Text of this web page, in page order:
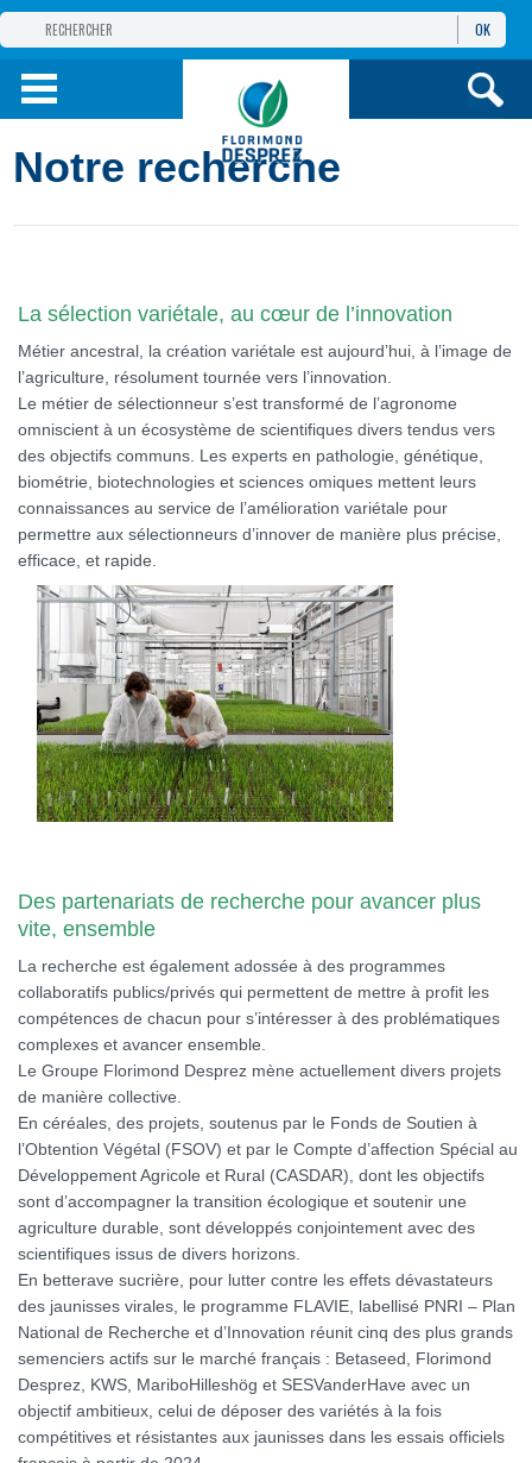
GROUPE
PRODUITS
OK
Notre recherche
La sélection variétale, au cœur de l’innovation
Métier ancestral, la création variétale est aujourd’hui, à l’image de
l’agriculture, résolument tournée vers l’innovation.
Le métier de sélectionneur s’est transformé de l’agronome
omniscient à un écosystème de scientifiques divers tendus vers
des objectifs communs. Les experts en pathologie, génétique,
biométrie, biotechnologies et sciences omiques mettent leurs
connaissances au service de l’amélioration variétale pour
permettre aux sélectionneurs d’innover de manière plus précise,
efficace, et rapide.
Des partenariats de recherche pour avancer plus
vite, ensemble
La recherche est également adossée à des programmes
collaboratifs publics/privés qui permettent de mettre à profit les
compétences de chacun pour s’intéresser à des problématiques
complexes et avancer ensemble.
Le Groupe Florimond Desprez mène actuellement divers projets
de manière collective.
En céréales, des projets, soutenus par le Fonds de Soutien à
l’Obtention Végétal (FSOV) et par le Compte d’affection Spécial au
Développement Agricole et Rural (CASDAR), dont les objectifs
sont d’accompagner la transition écologique et soutenir une
agriculture durable, sont développés conjointement avec des
scientifiques issus de divers horizons.
En betterave sucrière, pour lutter contre les effets dévastateurs
des jaunisses virales, le programme FLAVIE, labellisé PNRI – Plan
National de Recherche et d’Innovation réunit cinq des plus grands
semenciers actifs sur le marché français : Betaseed, Florimond
Desprez, KWS, MariboHilleshög et SESVanderHave avec un
objectif ambitieux, celui de déposer des variétés à la fois
compétitives et résistantes aux jaunisses dans les essais officiels